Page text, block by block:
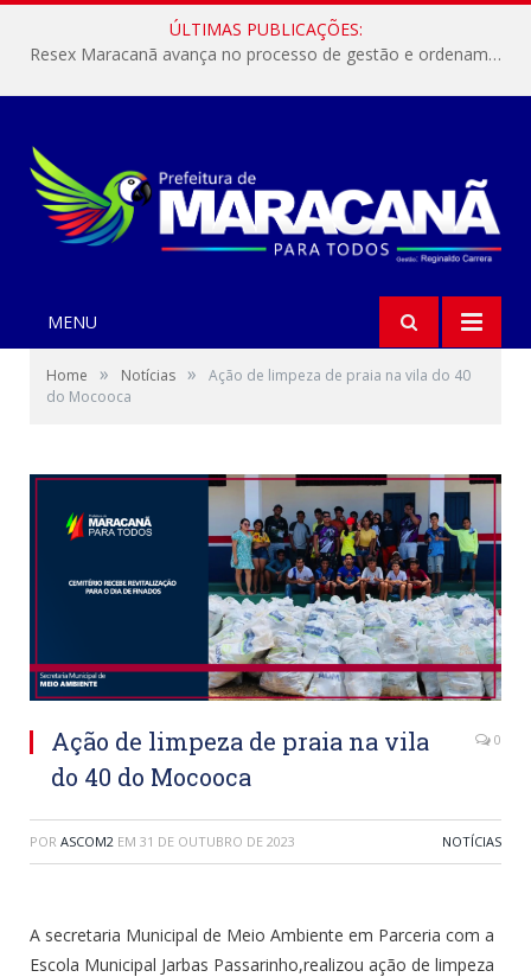
ÚLTIMAS PUBLICAÇÕES:
Resex Maracanã avança no processo de gestão e ordenamento do turismo em nossas áreas protegidas.
MENU
Home » Notícias »
Ação de limpeza de praia na vila do 40
do Mocooca
Ação de limpeza de praia na vila
do 40 do Mocooca
0
POR ASCOM2 EM 31 DE OUTUBRO DE 2023 NOTÍCIAS
A secretaria Municipal de Meio Ambiente em Parceria com a
Escola Municipal Jarbas Passarinho,realizou ação de limpeza